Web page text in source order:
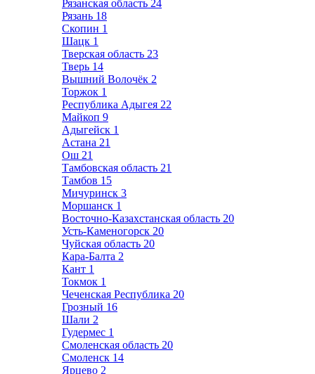
Рязанская область 24
Рязань 18
Скопин 1
Шацк 1
Тверская область 23
Тверь 14
Вышний Волочёк 2
Торжок 1
Республика Адыгея 22
Майкоп 9
Адыгейск 1
Астана 21
Ош 21
Тамбовская область 21
Тамбов 15
Мичуринск 3
Моршанск 1
Восточно-Казахстанская область 20
Усть-Каменогорск 20
Чуйская область 20
Кара-Балта 2
Кант 1
Токмок 1
Чеченская Республика 20
Грозный 16
Шали 2
Гудермес 1
Смоленская область 20
Смоленск 14
Ярцево 2